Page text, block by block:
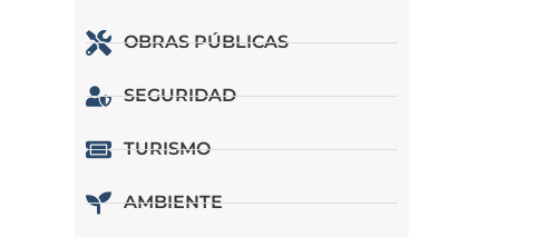
OBRAS PÚBLICAS
SEGURIDAD
TURISMO
AMBIENTE